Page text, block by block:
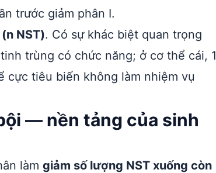
trước giảm phân I.
NST). Có sự khác biệt quan trọng
trùng có chức năng; ở cơ thể cái, 1
cực tiêu biến không làm nhiệm vụ
— nền tảng của sinh
làm giảm số lượng NST xuống còn